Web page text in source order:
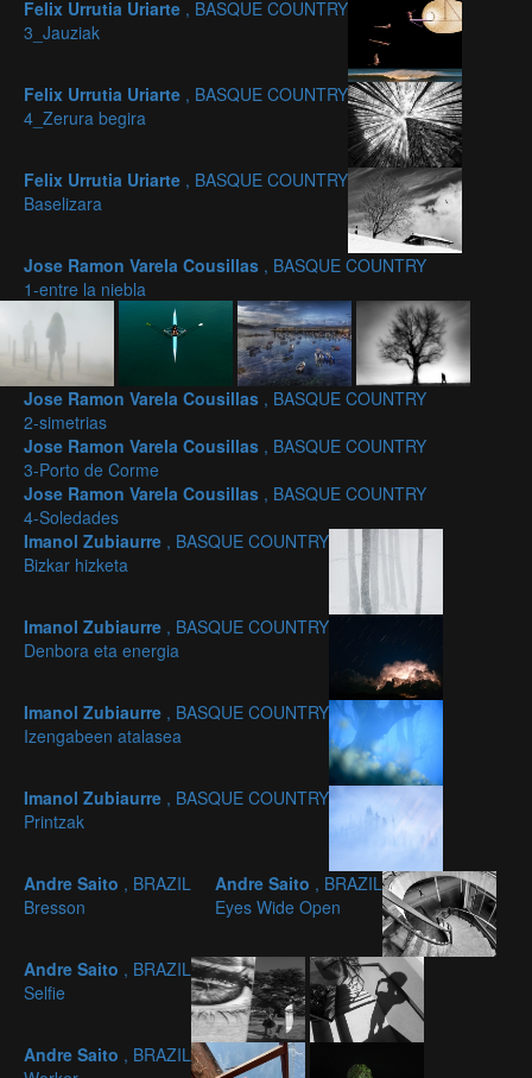
Felix Urrutia Uriarte , BASQUE COUNTRY
3_Jauziak
Felix Urrutia Uriarte , BASQUE COUNTRY
4_Zerura begira
Felix Urrutia Uriarte , BASQUE COUNTRY
Baselizara
Jose Ramon Varela Cousillas , BASQUE COUNTRY
1-entre la niebla
Jose Ramon Varela Cousillas , BASQUE COUNTRY
2-simetrias
Jose Ramon Varela Cousillas , BASQUE COUNTRY
3-Porto de Corme
Jose Ramon Varela Cousillas , BASQUE COUNTRY
4-Soledades
Imanol Zubiaurre , BASQUE COUNTRY
Bizkar hizketa
Imanol Zubiaurre , BASQUE COUNTRY
Denbora eta energia
Imanol Zubiaurre , BASQUE COUNTRY
Izengabeen atalasea
Imanol Zubiaurre , BASQUE COUNTRY
Printzak
Andre Saito , BRAZIL
Bresson
Andre Saito , BRAZIL
Eyes Wide Open
Andre Saito , BRAZIL
Selfie
Andre Saito , BRAZIL